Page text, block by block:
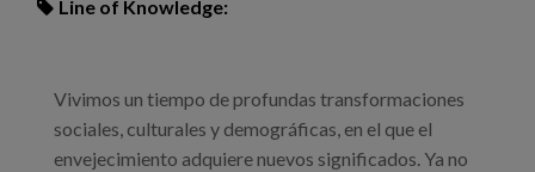
Line of Knowledge:
Vivimos un tiempo de profundas transformaciones
sociales, culturales y demográficas, en el que el
envejecimiento adquiere nuevos significados. Ya no